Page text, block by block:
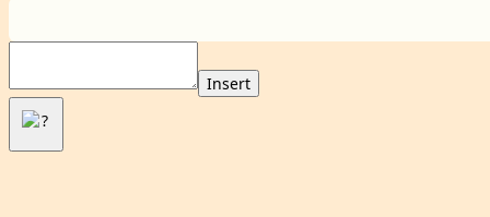
Insert